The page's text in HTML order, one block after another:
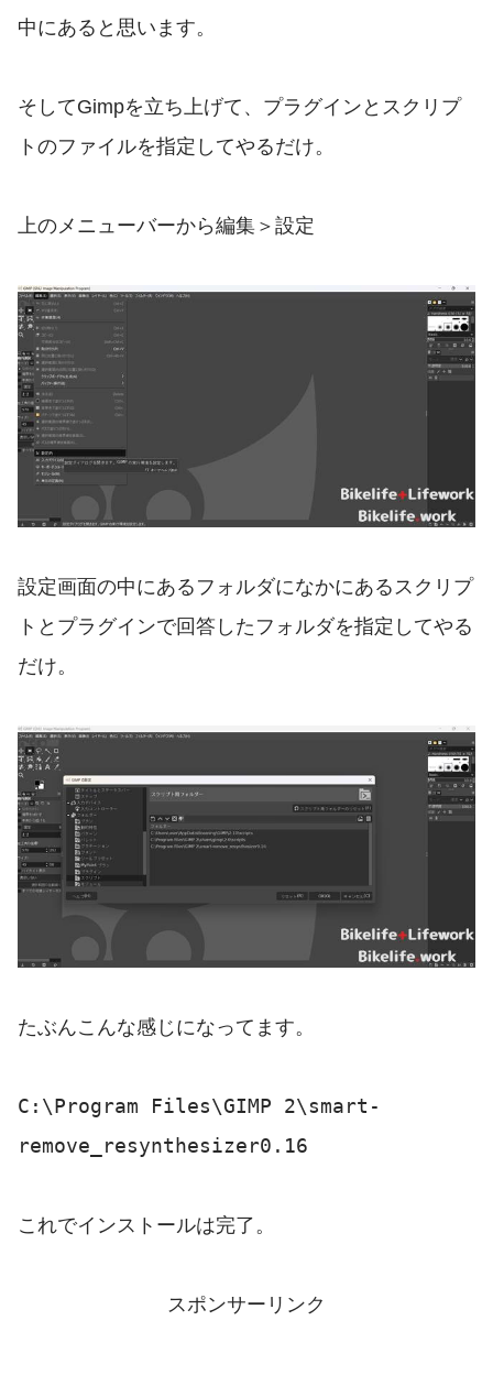
中にあると思います。
そしてGimpを立ち上げて、プラグインとスクリプ
トのファイルを指定してやるだけ。
上のメニューバーから編集＞設定
設定画面の中にあるフォルダになかにあるスクリプ
トとプラグインで回答したフォルダを指定してやる
だけ。
たぶんこんな感じになってます。
C:\Program Files\GIMP 2\smart-
remove_resynthesizer0.16
これでインストールは完了。
スポンサーリンク